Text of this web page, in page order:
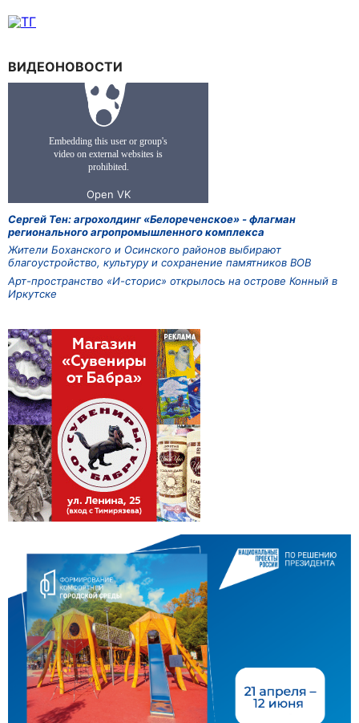
ВИДЕОНОВОСТИ
Сергей Тен: агрохолдинг «Белореченское» - флагман
регионального агропромышленного комплекса
Жители Боханского и Осинского районов выбирают
благоустройство, культуру и сохранение памятников ВОВ
Арт-пространство «И-сторис» открылось на острове Конный в
Иркутске